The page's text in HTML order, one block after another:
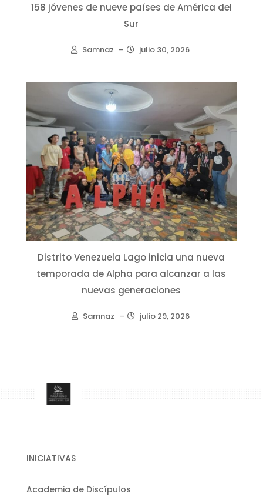
158 jóvenes de nueve países de América del
Sur
Samnaz – julio 30, 2026
Distrito Venezuela Lago inicia una nueva
temporada de Alpha para alcanzar a las
nuevas generaciones
Samnaz – julio 29, 2026
INICIATIVAS
Academia de Discípulos